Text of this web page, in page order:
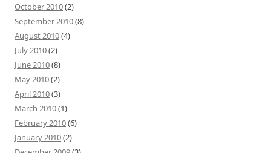
October 2010(2)
September 2010(8)
August 2010(4)
July 2010(2)
June 2010(8)
May 2010(2)
April 2010(3)
March 2010(1)
February 2010(6)
January 2010(2)